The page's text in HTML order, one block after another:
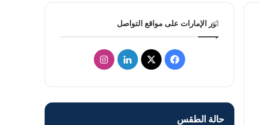
نور الإمارات على مواقع التواصل
ف
س
ل
ن
ا
س
حالة الطقس